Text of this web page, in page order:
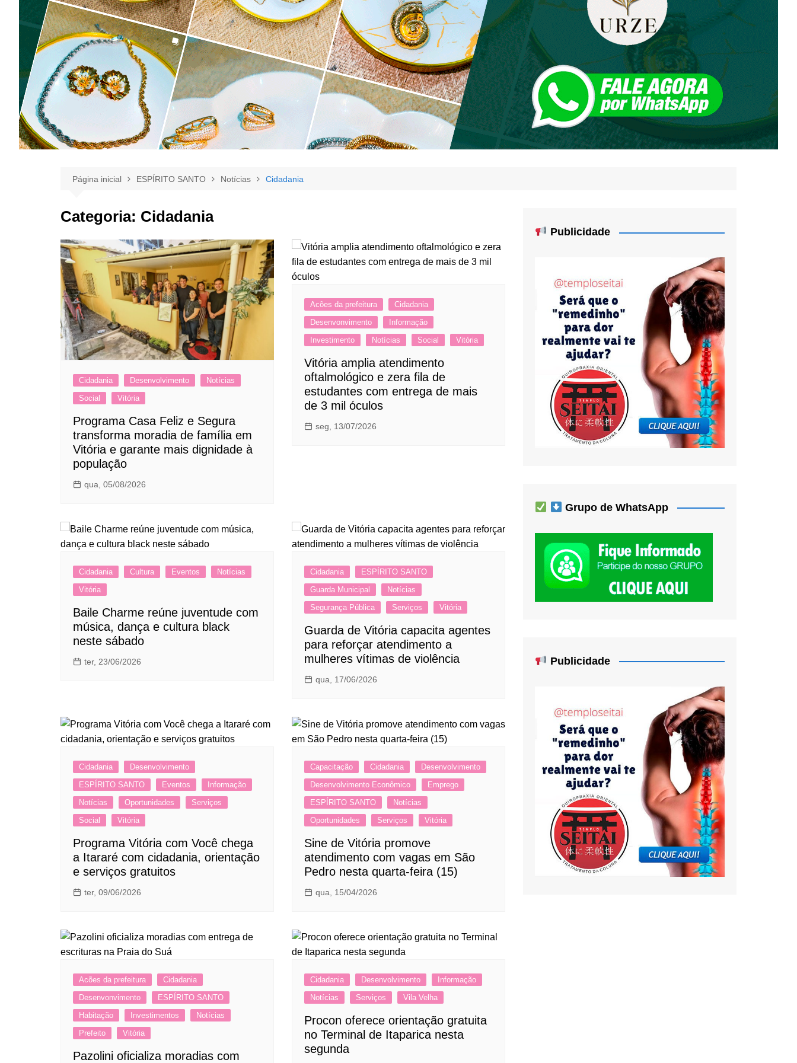
Página inicial ESPÍRITO SANTO Notícias Cidadania
Categoria: Cidadania
Cidadania Desenvolvimento
Notícias
Social
Vitória
Programa Casa Feliz e Segura
transforma moradia de família em
Vitória e garante mais dignidade à
população
qua, 05/08/2026
Acões da prefeitura
Cidadania
Desenvonvimento
Informação
Investimento
Notícias Social Vitória
Vitória amplia atendimento
oftalmológico e zera fila de
estudantes com entrega de mais
de 3 mil óculos
seg, 13/07/2026
Cidadania Cultura Eventos
Notícias
Vitória
Baile Charme reúne juventude com
música, dança e cultura black
neste sábado
ter, 23/06/2026
Cidadania
ESPÍRITO SANTO
Guarda Municipal
Notícias
Segurança Pública
Serviços Vitória
Guarda de Vitória capacita agentes
para reforçar atendimento a
mulheres vítimas de violência
qua, 17/06/2026
Cidadania
Desenvolvimento
ESPÍRITO SANTO
Eventos
Informação
Notícias
Oportunidades
Serviços
Social
Vitória
Programa Vitória com Você chega
a Itararé com cidadania, orientação
e serviços gratuitos
ter, 09/06/2026
Capacitação Cidadania
Desenvolvimento
Desenvolvimento Econômico
Emprego
ESPÍRITO SANTO
Notícias
Oportunidades
Serviços Vitória
Sine de Vitória promove
atendimento com vagas em São
Pedro nesta quarta-feira (15)
qua, 15/04/2026
Acões da prefeitura
Cidadania
Desenvonvimento
ESPÍRITO SANTO
Habitação
Investimentos
Notícias
Prefeito
Vitória
Pazolini oficializa moradias com
Cidadania Desenvolvimento
Informação
Notícias
Serviços Vila Velha
Procon oferece orientação gratuita
no Terminal de Itaparica nesta
segunda
Publicidade
Grupo de WhatsApp
Publicidade